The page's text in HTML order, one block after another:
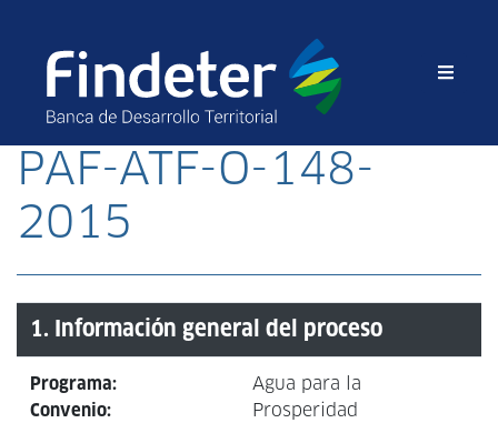
PAF-ATF-O-148-
2015
1. Información general del proceso
Programa:
Convenio:
Agua para la
Prosperidad